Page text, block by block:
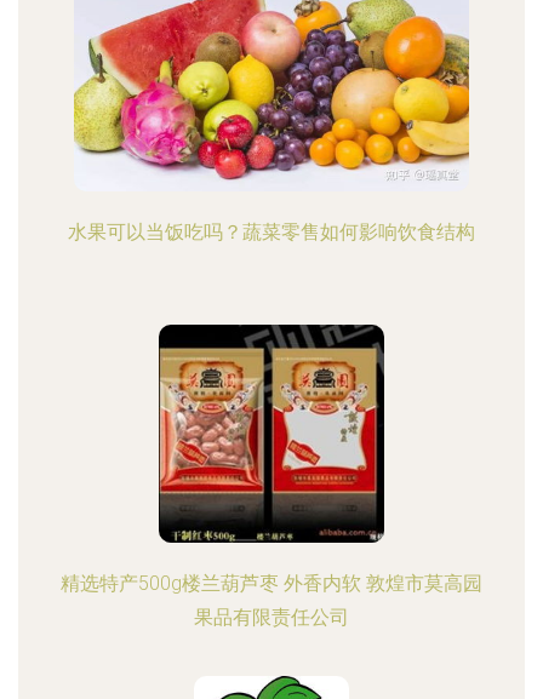
水果可以当饭吃吗？蔬菜零售如何影响饮食结构
精选特产500g楼兰葫芦枣 外香内软 敦煌市莫高园
果品有限责任公司